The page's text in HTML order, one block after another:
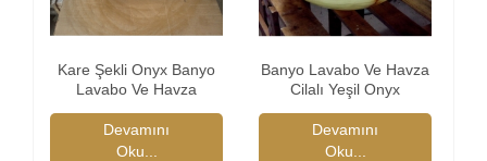
Kare Şekli Onyx Banyo
Lavabo Ve Havza
Devamını
Oku...
Banyo Lavabo Ve Havza
Cilalı Yeşil Onyx
Devamını
Oku...